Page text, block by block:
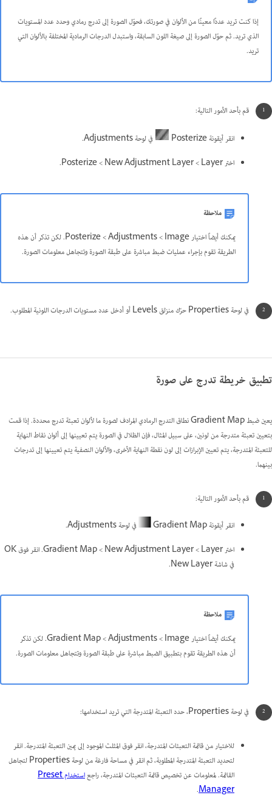
إذا كنت تريد عددًا معينًا من الألوان في صورتك، فحوّل الصورة إلى تدرج رمادي وحدد عدد المستويات
الذي تريد. ثم حوّل الصورة إلى صيغة اللون السابقة، واستبدل الدرجات الرمادية المختلفة بالألوان التي
تريد.
قم بأحد الأمور التالية:
انقر أيقونة Posterize
في لوحة Adjustments.
اختر Layer >‏ New Adjustment Layer >‏ Posterize.
ملاحظة
يمكنك أيضاً اختيار Image >‏ Adjustments >‏ Posterize. لكن تذكر أن هذه
الطريقة تقوم بإجراء عمليات ضبط مباشرة على طبقة الصورة وتتجاهل معلومات الصورة.
في لوحة Properties حرّك منزلق Levels أو أدخل عدد مستويات الدرجات اللونية المطلوب.
تطبيق خريطة تدرج على صورة
يعين ضبط Gradient Map نطاق التدرج الرمادي المرادف لصورة ما لألوان تعبئة تدرج محددة. إذا قمت
بتعيين تعبئة متدرجة من لونين، على سبيل المثال، فإن الظلال في الصورة يتم تعيينها إلى ألوان نقاط النهاية
للتعبئة المتدرجة، يتم تعيين الإبرازات إلى لون نقطة النهاية الأخرى، والألوان النصفية يتم تعيينها إلى تدرجات
بينهما.
قم بأحد الأمور التالية:
انقر أيقونة Gradient Map
في لوحة Adjustments.
اختر Layer >‏ New Adjustment Layer >‏ Gradient Map. انقر فوق OK
في شاشة New Layer.
ملاحظة
يمكنك أيضاً اختيار Image >‏ Adjustments >‏ Gradient Map. لكن تذكر
أن هذه الطريقة تقوم بتطبيق الضبط مباشرة على طبقة الصورة وتتجاهل معلومات الصورة.
في لوحة Properties، حدد التعبئة المتدرجة التي تريد استخدامها:
للاختيار من قائمة التعبئات المتدرجة، انقر فوق المثلث الموجود إلى يمين التعبئة المتدرجة. انقر
لتحديد التعبئة المتدرجة المطلوبة، ثم انقر في مساحة فارغة من لوحة Properties لتجاهل
القائمة. لمعلومات عن تخصيص قائمة التعبئات المتدرجة، راجع
استخدام Preset
Manager
.